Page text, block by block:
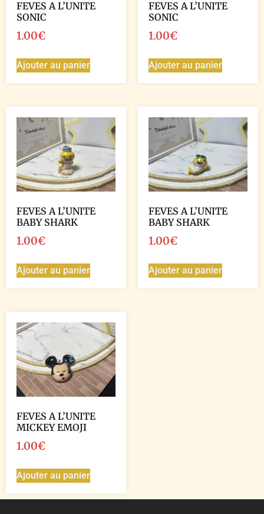
FEVES A L’UNITE
SONIC
1.00€
Ajouter au panier
FEVES A L’UNITE
SONIC
1.00€
Ajouter au panier
FEVES A L’UNITE
BABY SHARK
1.00€
Ajouter au panier
FEVES A L’UNITE
BABY SHARK
1.00€
Ajouter au panier
FEVES A L’UNITE
MICKEY EMOJI
1.00€
Ajouter au panier